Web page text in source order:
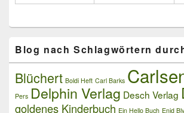
Blog nach Schlagwörtern
Blüchert Boldi Heft Carl Barks
Pers Delphin Verlag Desch Verlag
goldenes Kinderbuch Ein Hello Buch Enid